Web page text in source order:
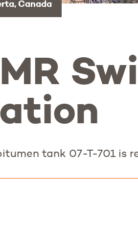
Canada
tank 07-T-701 is